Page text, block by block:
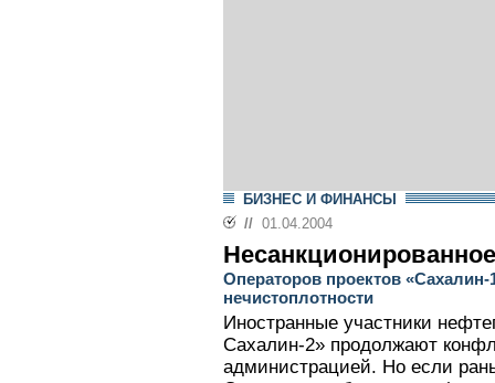
БИЗНЕС И ФИНАНСЫ
// 01.04.2004
Операторов проектов
нечистоплотности
Иностранные участники
Сахалин-2» продолжают
администрацией. Но если